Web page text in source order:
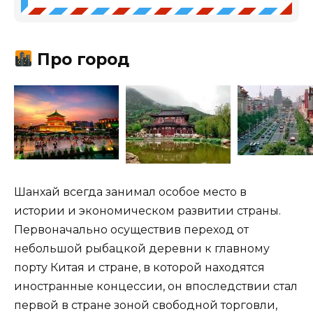
Про город
Шанхай всегда занимал особое место в
истории и экономическом развитии страны.
Первоначально осуществив переход от
небольшой рыбацкой деревни к главному
порту Китая и стране, в которой находятся
иностранные концессии, он впоследствии стал
первой в стране зоной свободной торговли,